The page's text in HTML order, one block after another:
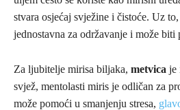
stvara osjećaj svježine i čistoće. Uz
jednostavna za održavanje i može biti
Za ljubitelje mirisa biljaka, metvica je
svjež, mentolasti miris je odličan za
može pomoći u smanjenju stresa,